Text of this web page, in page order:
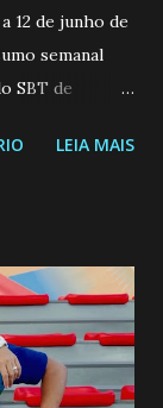
12 de junho de
semanal
SBT de
a 14/06/26
tipo de
vida. Camila
seria o
Manuel avisa a
LEIA MAIS